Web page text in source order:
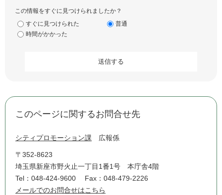
この情報をすぐに見つけられましたか？
すぐに見つけられた
普通
時間がかかった
このページに関するお問合せ先
シティプロモーション課 広報係
〒352-8623
埼玉県新座市野火止一丁目1番1号 本庁舎4階
Tel：048-424-9600
Fax：048-479-2226
メールでのお問合せはこちら